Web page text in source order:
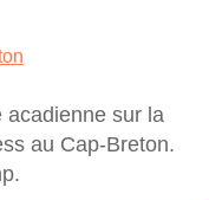
acadienne sur la
au Cap-Breton.